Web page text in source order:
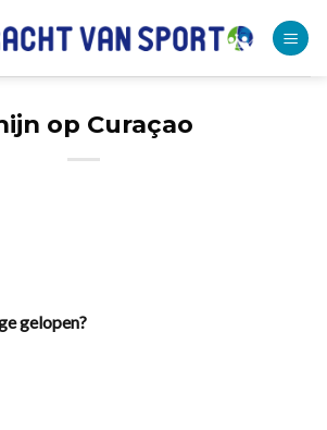
op Curaçao
gelopen?